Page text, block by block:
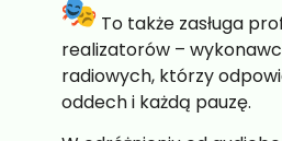
To także zasługa
realizatorów –
radiowych, którzy
oddech i każdą pauzę.